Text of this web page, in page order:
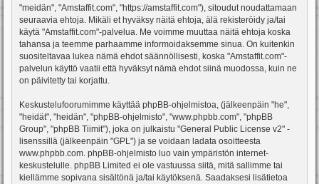
"meidän", "Amstaffit.com", "https://amstaffit.com"), sitoudut noudattamaan
seuraavia ehtoja. Mikäli et hyväksy näitä ehtoja, älä rekisteröidy ja/tai
käytä "Amstaffit.com"-palvelua. Me voimme muuttaa näitä ehtoja koska
tahansa ja teemme parhaamme informoidaksemme sinua. On kuitenkin
suositeltavaa lukea nämä ehdot säännöllisesti, koska "Amstaffit.com"-
palvelun käyttö vaatii että hyväksyt nämä ehdot siinä muodossa, kuin ne
on päivitetty tai korjattu.
Keskustelufoorumimme käyttää phpBB-ohjelmistoa, (jälkeenpäin "he",
"heidät", "heidän", "phpBB-ohjelmisto", "www.phpbb.com", "phpBB
Group", "phpBB Tiimit"), joka on julkaistu "General Public License v2" -
lisenssillä (jälkeenpäin "GPL") ja se voidaan ladata osoitteesta
www.phpbb.com. phpBB-ohjelmisto luo vain ympäristön internet-
keskustelulle. phpBB Limited ei ole vastuussa siitä, mitä sallimme tai
kiellämme sopivana sisältönä ja/tai käytöksenä. Saadaksesi lisätietoa